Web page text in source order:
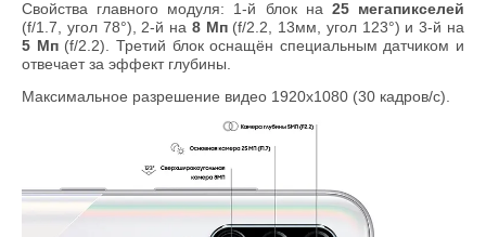
Свойства главного модуля: 1-й блок на 25 мегапикселей
(f/1.7, угол 78°), 2-й на 8 Мп(f/2.2, 13мм, угол 123°) и 3-й на
5 Мп(f/2.2). Третий блок оснащён специальным датчиком и
отвечает за эффект глубины.
Максимальное разрешение видео 1920x1080 (30 кадров/с).